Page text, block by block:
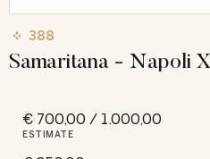
388
Samaritana - Napoli
€ 700,00 / 1.000,00
ESTIMATE